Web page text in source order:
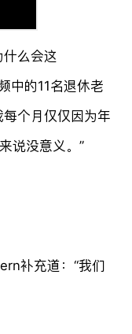
么会这
中的11名退休老
个月仅仅因为年
说没意义。”
补充道：“我们